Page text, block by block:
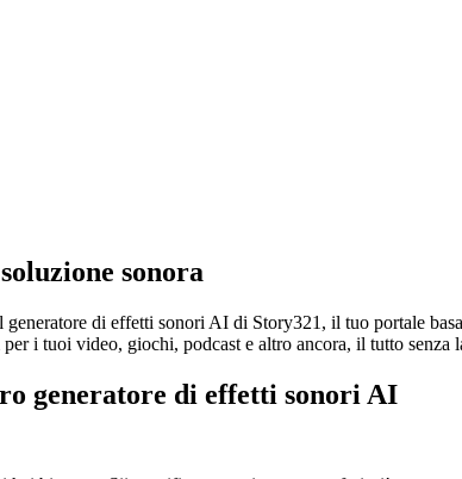
sonora
di effetti sonori AI di Story321, il tuo portale
i tuoi video, giochi, podcast e altro ancora, il tutto
generatore di effetti sonori AI